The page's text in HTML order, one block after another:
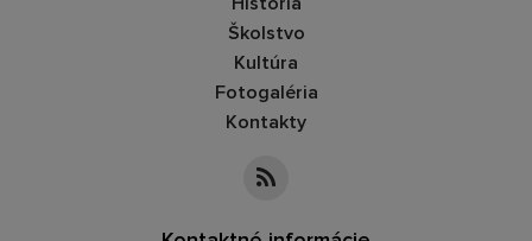
Školstvo
Kultúra
Fotogaléria
Kontakty